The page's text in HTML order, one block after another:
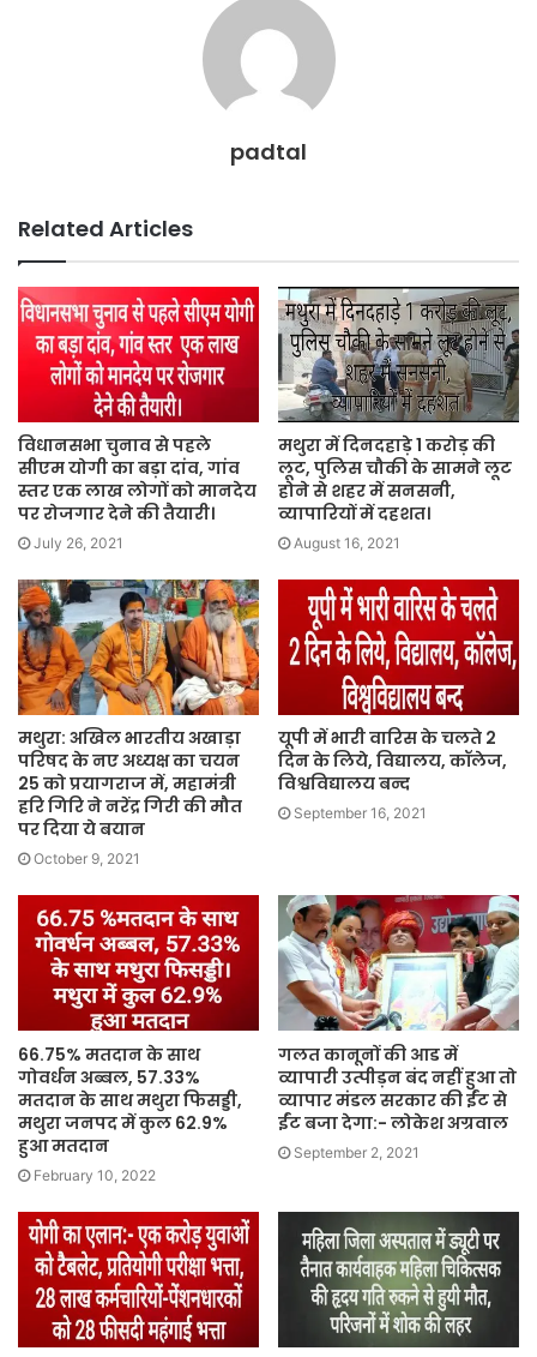
padtal
Related Articles
विधानसभा चुनाव से पहले
सीएम योगी का बड़ा दांव, गांव
स्तर एक लाख लोगों को मानदेय
पर रोजगार देने की तैयारी।
July 26, 2021
मथुरा में दिनदहाड़े 1 करोड़ की
लूट, पुलिस चौकी के सामने लूट
होने से शहर में सनसनी,
व्यापारियों में दहशत।
August 16, 2021
मथुरा: अखिल भारतीय अखाड़ा
परिषद के नए अध्यक्ष का चयन
25 को प्रयागराज में, महामंत्री
हरि गिरि ने नरेंद्र गिरी की मौत
पर दिया ये बयान
October 9, 2021
यूपी में भारी वारिस के चलते 2
दिन के लिये, विद्यालय, कॉलेज,
विश्वविद्यालय बन्द
September 16, 2021
66.75% मतदान के साथ
गोवर्धन अब्बल, 57.33%
मतदान के साथ मथुरा फिसड्डी,
मथुरा जनपद में कुल 62.9%
हुआ मतदान
February 10, 2022
गलत कानूनों की आड में
व्यापारी उत्पीड़न बंद नहीं हुआ तो
व्यापार मंडल सरकार की ईंट से
ईंट बजा देगा:- लोकेश अग्रवाल
September 2, 2021